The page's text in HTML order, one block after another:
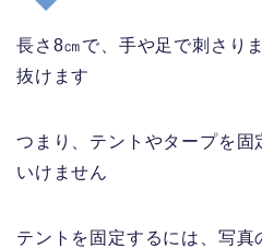
長さ8㎝で、手や足で刺さり
抜けます
つまり、テントやタープを固
いけません
テントを固定するには、写真